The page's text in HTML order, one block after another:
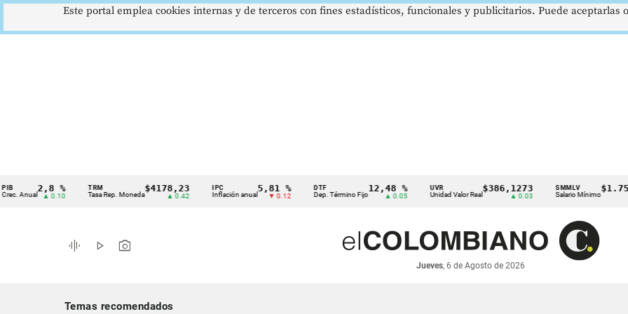
Cintillo
indicadores
económicos
2,8 %
▲ 0.10
TRM
Tasa Rep. Moneda
$4178,23
▲ 0.42
IPC
Inflación anual
5,81 %
▼ 0.12
DTF
Dep. Término Fijo
12,48 %
▲ 0.05
UVR
Unidad Valor Real
$386,1273
▲ 0.03
SMMLV
Salario Mínimo
$1.750.905
graphic_eq play_arrow photo_camera
Jueves, 6 de Agosto de 2026
Temas recomendados
Este portal emplea cookies internas y de terceros con fines estadísticos, funcionales y publicitarios. Puede aceptarlas